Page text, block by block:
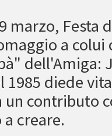
marzo, Festa
a colui
dell'Amiga:
1985 diede
un contributo
creare.